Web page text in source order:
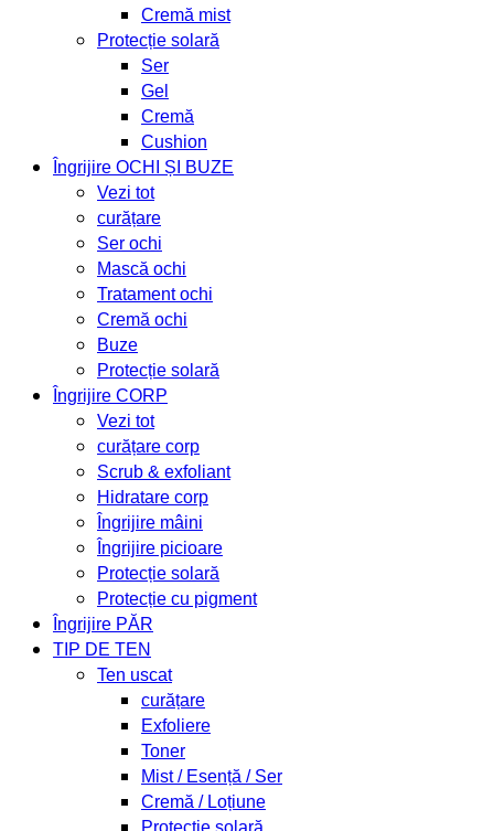
Cremă mist
Protecție solară
Ser
Gel
Cremă
Cushion
Îngrijire OCHI ȘI BUZE
Vezi tot
curățare
Ser ochi
Mască ochi
Tratament ochi
Cremă ochi
Buze
Protecție solară
Îngrijire CORP
Vezi tot
curățare corp
Scrub & exfoliant
Hidratare corp
Îngrijire mâini
Îngrijire picioare
Protecție solară
Protecție cu pigment
Îngrijire PĂR
TIP DE TEN
Ten uscat
curățare
Exfoliere
Toner
Mist / Esență / Ser
Cremă / Loțiune
Protecție solară